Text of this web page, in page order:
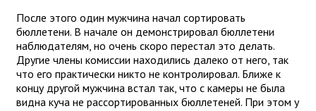
После этого один мужчина начал сортировать
бюллетени. В начале он демонстрировал бюллетени
наблюдателям, но очень скоро перестал это делать.
Другие члены комиссии находились далеко от него, так
что его практически никто не контролировал. Ближе к
концу другой мужчина встал так, что с камеры не была
видна куча не рассортированных бюллетеней. При этом у